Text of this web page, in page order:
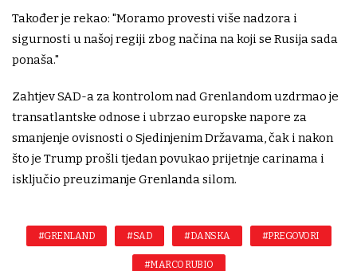
Također je rekao: "Moramo provesti više nadzora i
sigurnosti u našoj regiji zbog načina na koji se Rusija sada
ponaša."
Zahtjev SAD-a za kontrolom nad Grenlandom uzdrmao je
transatlantske odnose i ubrzao europske napore za
smanjenje ovisnosti o Sjedinjenim Državama, čak i nakon
što je Trump prošli tjedan povukao prijetnje carinama i
isključio preuzimanje Grenlanda silom.
#GRENLAND #SAD #DANSKA #PREGOVORI
#MARCO RUBIO